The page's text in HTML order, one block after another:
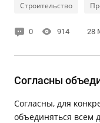
Строительство
0 914 28
Согласны
Согласны, для
объединяться всем